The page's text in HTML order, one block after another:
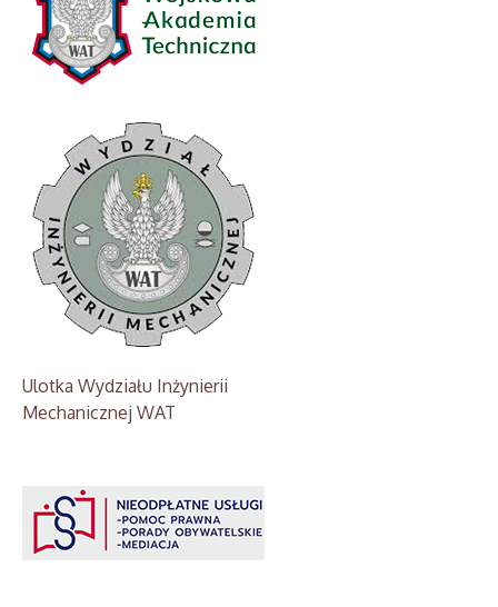
Ulotka Wydziału Inżynierii
Mechanicznej WAT